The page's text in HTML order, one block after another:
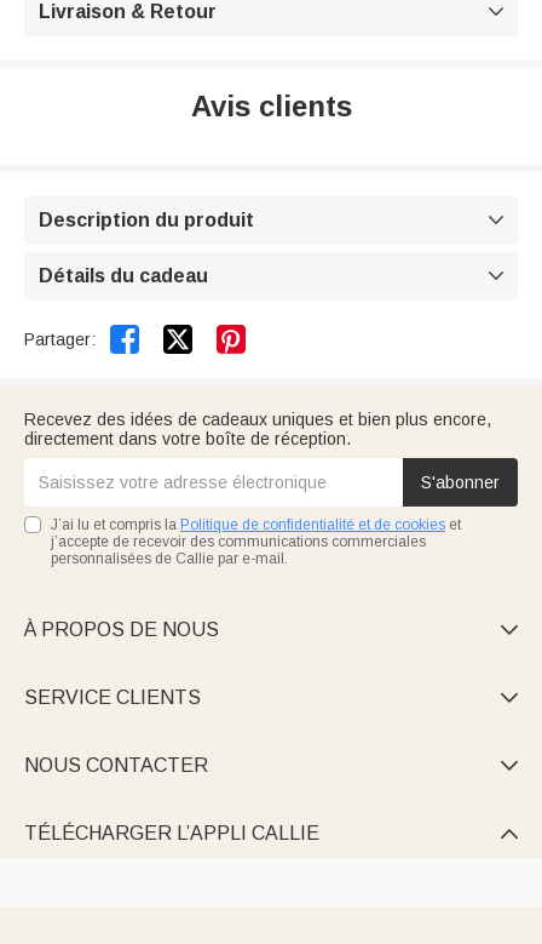
Livraison & Retour 
Avis clients
Description du produit 
Détails du cadeau 
Partager:  
Recevez des idées de cadeaux uniques et bien plus encore,
directement dans votre boîte de réception.
S'abonner
J’ai lu et compris la Politique de confidentialité et de cookies et
j’accepte de recevoir des communications commerciales
personnalisées de Callie par e-mail.
À PROPOS DE NOUS 
SERVICE CLIENTS 
NOUS CONTACTER 
TÉLÉCHARGER L’APPLI CALLIE 